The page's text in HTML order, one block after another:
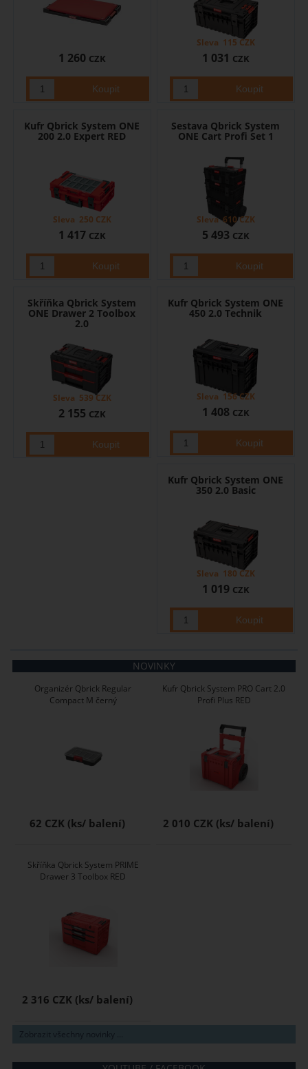
1 260 CZK 1 031 CZK
Sleva 115 CZK
Kufr Qbrick System ONE
200 2.0 Expert RED
1 417 CZK
Sleva 250 CZK
Sestava Qbrick System
ONE Cart Profi Set 1
5 493 CZK
Sleva 610CZK
Skříňka Qbrick System
ONE Drawer 2 Toolbox
2.0
2 155 CZK
Sleva 539CZK
Kufr Qbrick System ONE
450 2.0 Technik
1 408 CZK
Sleva 156CZK
Kufr Qbrick System ONE
350 2.0 Basic
1 019 CZK
Sleva 180 CZK
NOVINKY
Organizér Qbrick Regular
Compact M černý
62 CZK
Kufr Qbrick System PRO Cart 2.0
Profi Plus RED
2 010 CZK
Skříňka Qbrick System PRIME
Drawer 3 Toolbox RED
2 316 CZK
Zobrazit všechny novinky ...